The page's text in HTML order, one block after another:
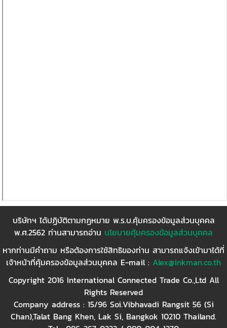
บริษัทฯ ได้ปฏิบัติตามกฏหมาย พ.ร.บ.คุ้มครองข้อมูลส่วนบุคคล
พ.ศ.2562 ท่านสามารถอ่าน นโยบายคุ้มครองข้อมูลส่วนบุคคล
หากท่านมีคำถาม หรือต้องการใช้สิทธิของท่าน สามารถแจ้งเข้ามาได้ที่
เจ้าหน้าที่คุ้มครองข้อมูลส่วนบุคคล E-mail : Alex@inkman.co.th
Copyright 2016 International Connected Trade Co.,Ltd All
Rights Reserved
Company address : 15/96 Soi.Vibhavadi Rangsit 56 (Si
Chan),Talat Bang Khen, Lak Si, Bangkok 10210 Thailand.